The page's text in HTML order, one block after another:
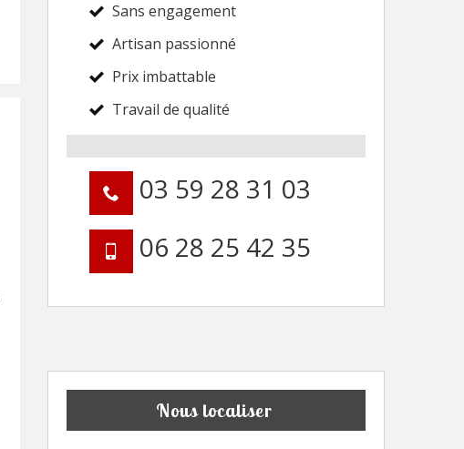
Sans engagement
Artisan passionné
Prix imbattable
Travail de qualité
03 59 28 31 03
06 28 25 42 35
Nous localiser